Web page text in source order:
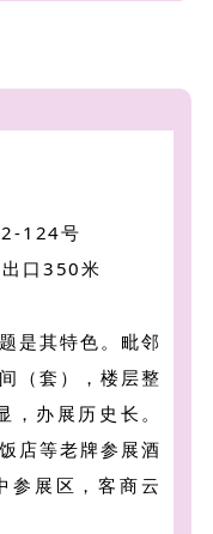
124号
口350米
是其特色。毗邻
（套），楼层整
，办展历史长。
店等老牌参展酒
参展区，客商云